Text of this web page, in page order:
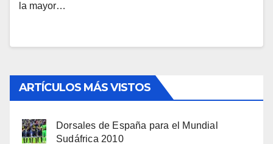
la mayor…
ARTÍCULOS MÁS VISTOS
Dorsales de España para el Mundial
Sudáfrica 2010